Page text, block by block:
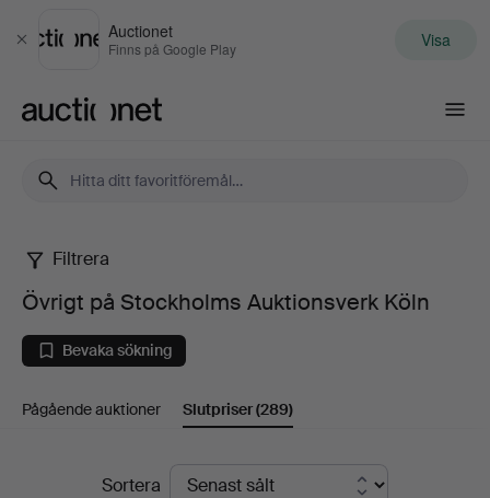
Stäng
Auctionet
Finns på Google Play Visa
Övrigt
på
Stockholms
Auktionsverk
Filtrera
Övrigt på Stockholms Auktionsverk Köln
Bevaka sökning
Pågående auktioner Slutpriser(289)
SlutpriserSortera